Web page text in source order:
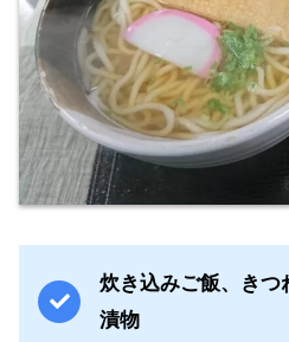
炊き込みご飯、きつ
漬物